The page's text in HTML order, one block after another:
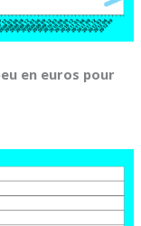
en euros pour